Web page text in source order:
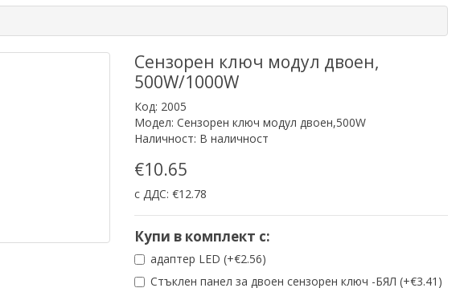
Сензорен ключ модул двоен,
500W/1000W
Код: 2005
Модел: Сензорен ключ модул двоен,500W
Наличност: В наличност
€10.65
с ДДС: €12.78
Купи в комплект с:
адаптер LED (+€2.56)
Стъклен панел за двоен сензорен ключ -БЯЛ (+€3.41)